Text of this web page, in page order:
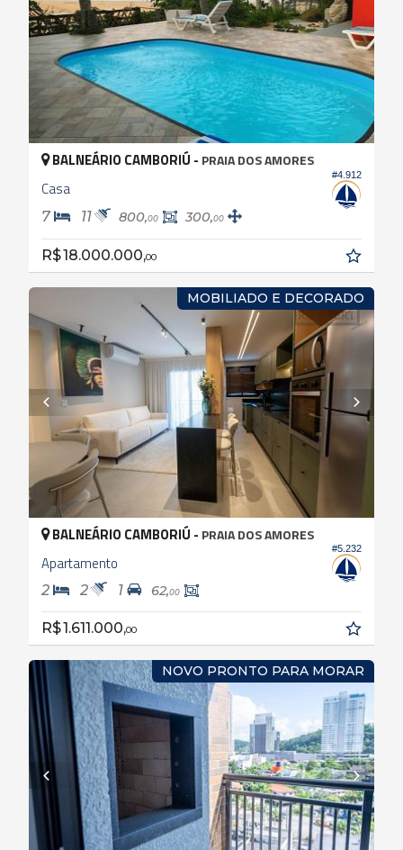
#4.912
BALNEÁRIO CAMBORIÚ - PRAIA DOS AMORES
Casa
7 11 800,00 300,00
R$ 18.000.000,00
MOBILIADO E DECORADO
#5.232
BALNEÁRIO CAMBORIÚ - PRAIA DOS AMORES
Apartamento
2 2 1 62,00
R$ 1.611.000,00
NOVO PRONTO PARA MORAR